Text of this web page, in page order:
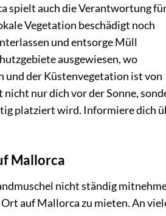
spielt auch die Verantwortung
Vegetation beschädigt noch
und entsorge Müll
ausgewiesen, wo
und der Küstenvegetation ist von
nur dich vor der Sonne,
platziert wird. Informiere dich
Mallorca
nicht ständig
auf Mallorca zu mieten. An